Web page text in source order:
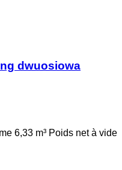
dwuosiowa
6,33 m³ Poids net à vide